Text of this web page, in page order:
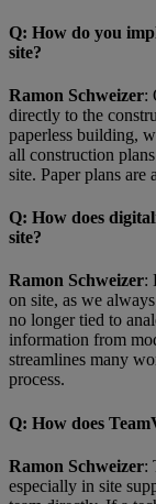
Q: How do you
site?
Ramon Schweizer:
directly to the
paperless building,
all construction
site. Paper plans are
Q: How does
site?
Ramon Schweizer:
on site, as we
no longer tied to
information from
streamlines many
process.
Q: How does
Ramon Schweizer:
especially in site